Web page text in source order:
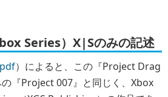
Series）X|Sのみの記述
pdf）によると、この『Project Drag
『Project 007』と同じく、Xbox